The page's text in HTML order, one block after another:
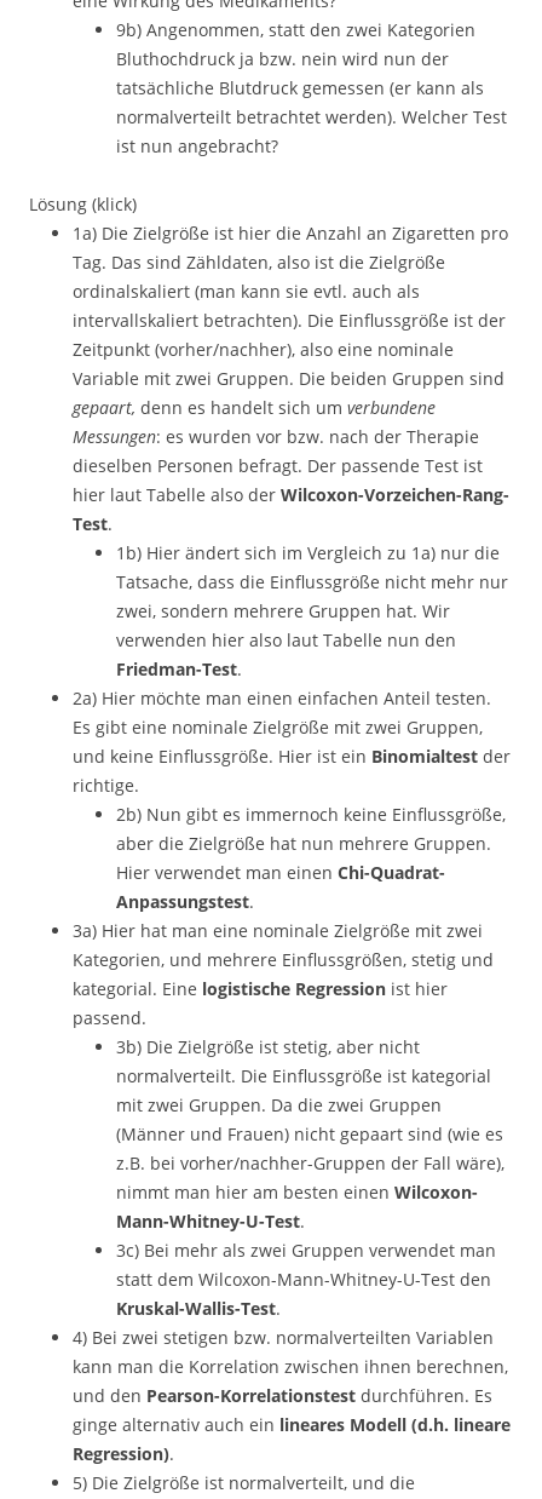
9b) Angenommen, statt den zwei Kategorien
Bluthochdruck ja bzw. nein wird nun der
tatsächliche Blutdruck gemessen (er kann als
normalverteilt betrachtet werden). Welcher Test
ist nun angebracht?
Lösung (klick)
1a) Die Zielgröße ist hier die Anzahl an Zigaretten pro
Tag. Das sind Zähldaten, also ist die Zielgröße
ordinalskaliert (man kann sie evtl. auch als
intervallskaliert betrachten). Die Einflussgröße ist der
Zeitpunkt (vorher/nachher), also eine nominale
Variable mit zwei Gruppen. Die beiden Gruppen sind
gepaart, denn es handelt sich um verbundene
Messungen: es wurden vor bzw. nach der Therapie
dieselben Personen befragt. Der passende Test ist
hier laut Tabelle also der Wilcoxon-Vorzeichen-Rang-
Test.
1b) Hier ändert sich im Vergleich zu 1a) nur die
Tatsache, dass die Einflussgröße nicht mehr nur
zwei, sondern mehrere Gruppen hat. Wir
verwenden hier also laut Tabelle nun den
Friedman-Test.
2a) Hier möchte man einen einfachen Anteil testen.
Es gibt eine nominale Zielgröße mit zwei Gruppen,
und keine Einflussgröße. Hier ist ein Binomialtest der
richtige.
2b) Nun gibt es immernoch keine Einflussgröße,
aber die Zielgröße hat nun mehrere Gruppen.
Hier verwendet man einen Chi-Quadrat-
Anpassungstest.
3a) Hier hat man eine nominale Zielgröße mit zwei
Kategorien, und mehrere Einflussgrößen, stetig und
kategorial. Eine logistische Regression ist hier
passend.
3b) Die Zielgröße ist stetig, aber nicht
normalverteilt. Die Einflussgröße ist kategorial
mit zwei Gruppen. Da die zwei Gruppen
(Männer und Frauen) nicht gepaart sind (wie es
z.B. bei vorher/nachher-Gruppen der Fall wäre),
nimmt man hier am besten einen Wilcoxon-
Mann-Whitney-U-Test.
3c) Bei mehr als zwei Gruppen verwendet man
statt dem Wilcoxon-Mann-Whitney-U-Test den
Kruskal-Wallis-Test.
4) Bei zwei stetigen bzw. normalverteilten Variablen
kann man die Korrelation zwischen ihnen berechnen,
und den Pearson-Korrelationstest durchführen. Es
ginge alternativ auch ein lineares Modell (d.h. lineare
Regression).
5) Die Zielgröße ist normalverteilt, und die